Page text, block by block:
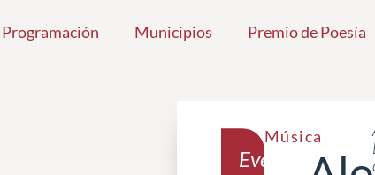
Programación Municipios Premio de Poesía
Evento
Música